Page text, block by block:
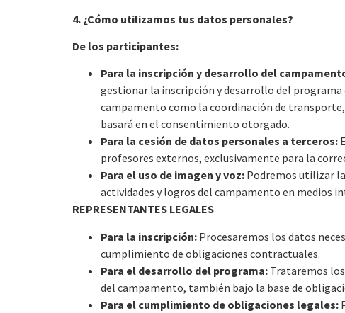
4. ¿Cómo utilizamos tus datos personales?
De los participantes:
Para la inscripción y desarrollo del
gestionar la inscripción y desarrollo del programa
campamento como la coordinación de
basará en el consentimiento otorgado.
Para la cesión de datos personales a terceros:
profesores externos, exclusivamente para la
Para el uso de imagen y voz: Podremos utilizar
actividades y logros del campamento en medios
REPRESENTANTES LEGALES
Para la inscripción: Procesaremos los datos
cumplimiento de obligaciones contractuales.
Para el desarrollo del programa: Trataremos
del campamento, también bajo la base de
Para el cumplimiento de obligaciones legales: